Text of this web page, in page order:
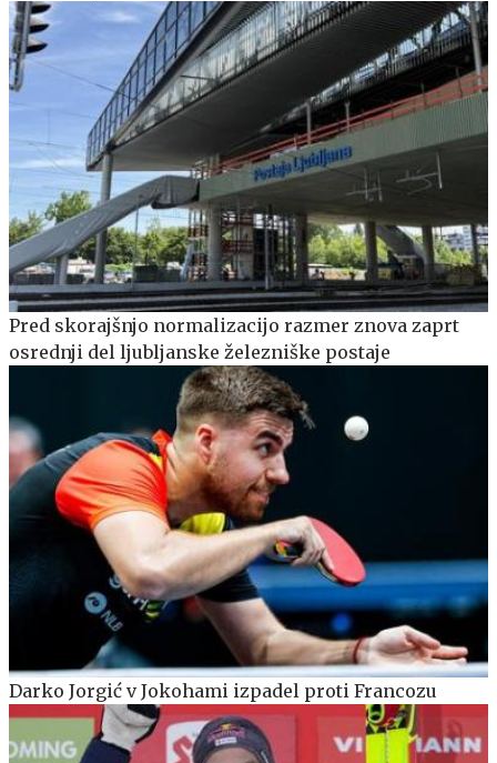
Pred skorajšnjo normalizacijo razmer znova zaprt
osrednji del ljubljanske železniške postaje
Darko Jorgić v Jokohami izpadel proti Francozu